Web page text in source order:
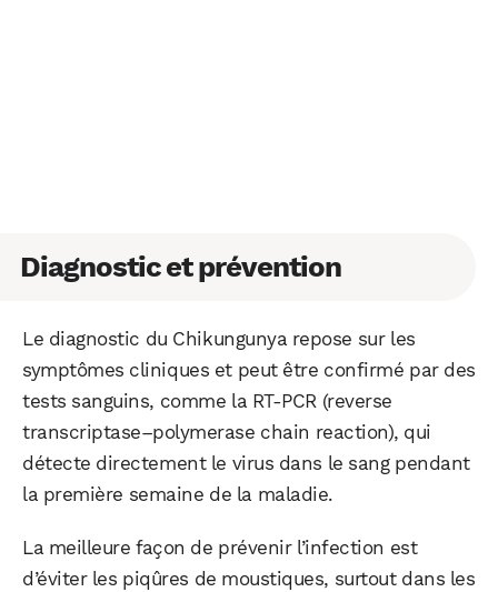
Diagnostic et prévention
Le diagnostic du Chikungunya repose sur les
symptômes cliniques et peut être confirmé par des
tests sanguins, comme la RT-PCR (reverse
transcriptase–polymerase chain reaction), qui
détecte directement le virus dans le sang pendant
la première semaine de la maladie.
La meilleure façon de prévenir l’infection est
d’éviter les piqûres de moustiques, surtout dans les